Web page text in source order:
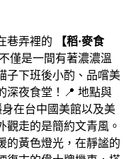
巷弄裡的
【稻·麥食
僅是一間有著濃濃溫
子下班後小酌、品嚐美
深夜食堂！📍 地點與
身在台中國美館以及美
觀走的是簡約文青風。
的黃色燈光，在靜謐的